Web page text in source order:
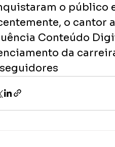
o público
o cantor
Conteúdo
da